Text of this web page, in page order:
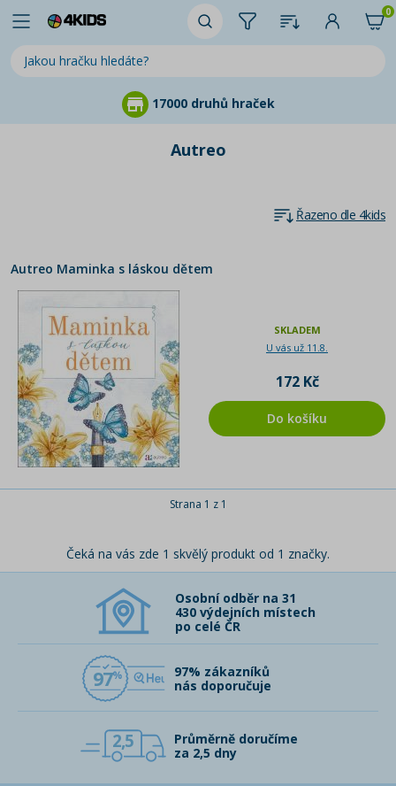
0
17000 druhů hraček
Autreo
Řazeno dle 4kids
Autreo Maminka s láskou dětem
SKLADEM
U vás už 11.8.
172 Kč
Do košíku
Strana 1 z 1
Čeká na vás zde 1 skvělý produkt od 1 značky.
Osobní odběr na 31
430 výdejních místech
po celé ČR
97
97% zákazníků
nás doporučuje
2,5
Průměrně doručíme
za 2,5 dny